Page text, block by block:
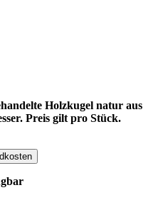
Holzkugel natur aus
Preis gilt pro Stück.